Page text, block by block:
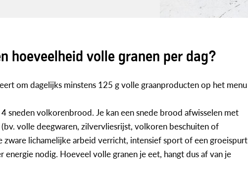
hoeveelheid volle granen per dag?
om dagelijks minstens 125 g volle graanproducten op het menu
sneden volkorenbrood. Je kan een snede brood afwisselen met
volle deegwaren, zilvervliesrijst, volkoren beschuiten of
zware lichamelijke arbeid verricht, intensief sport of een groeispurt
nodig. Hoeveel volle granen je eet, hangt dus af van je